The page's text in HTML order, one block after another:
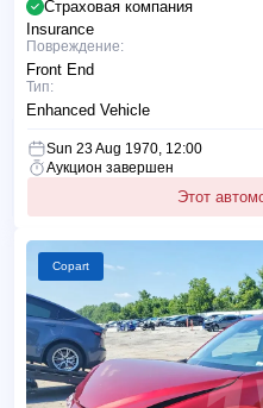
Страховая компания
Insurance
Повреждение:
Front End
Тип:
Enhanced Vehicle
Sun 23 Aug 1970, 12:00
Аукцион завершен
Этот
Copart